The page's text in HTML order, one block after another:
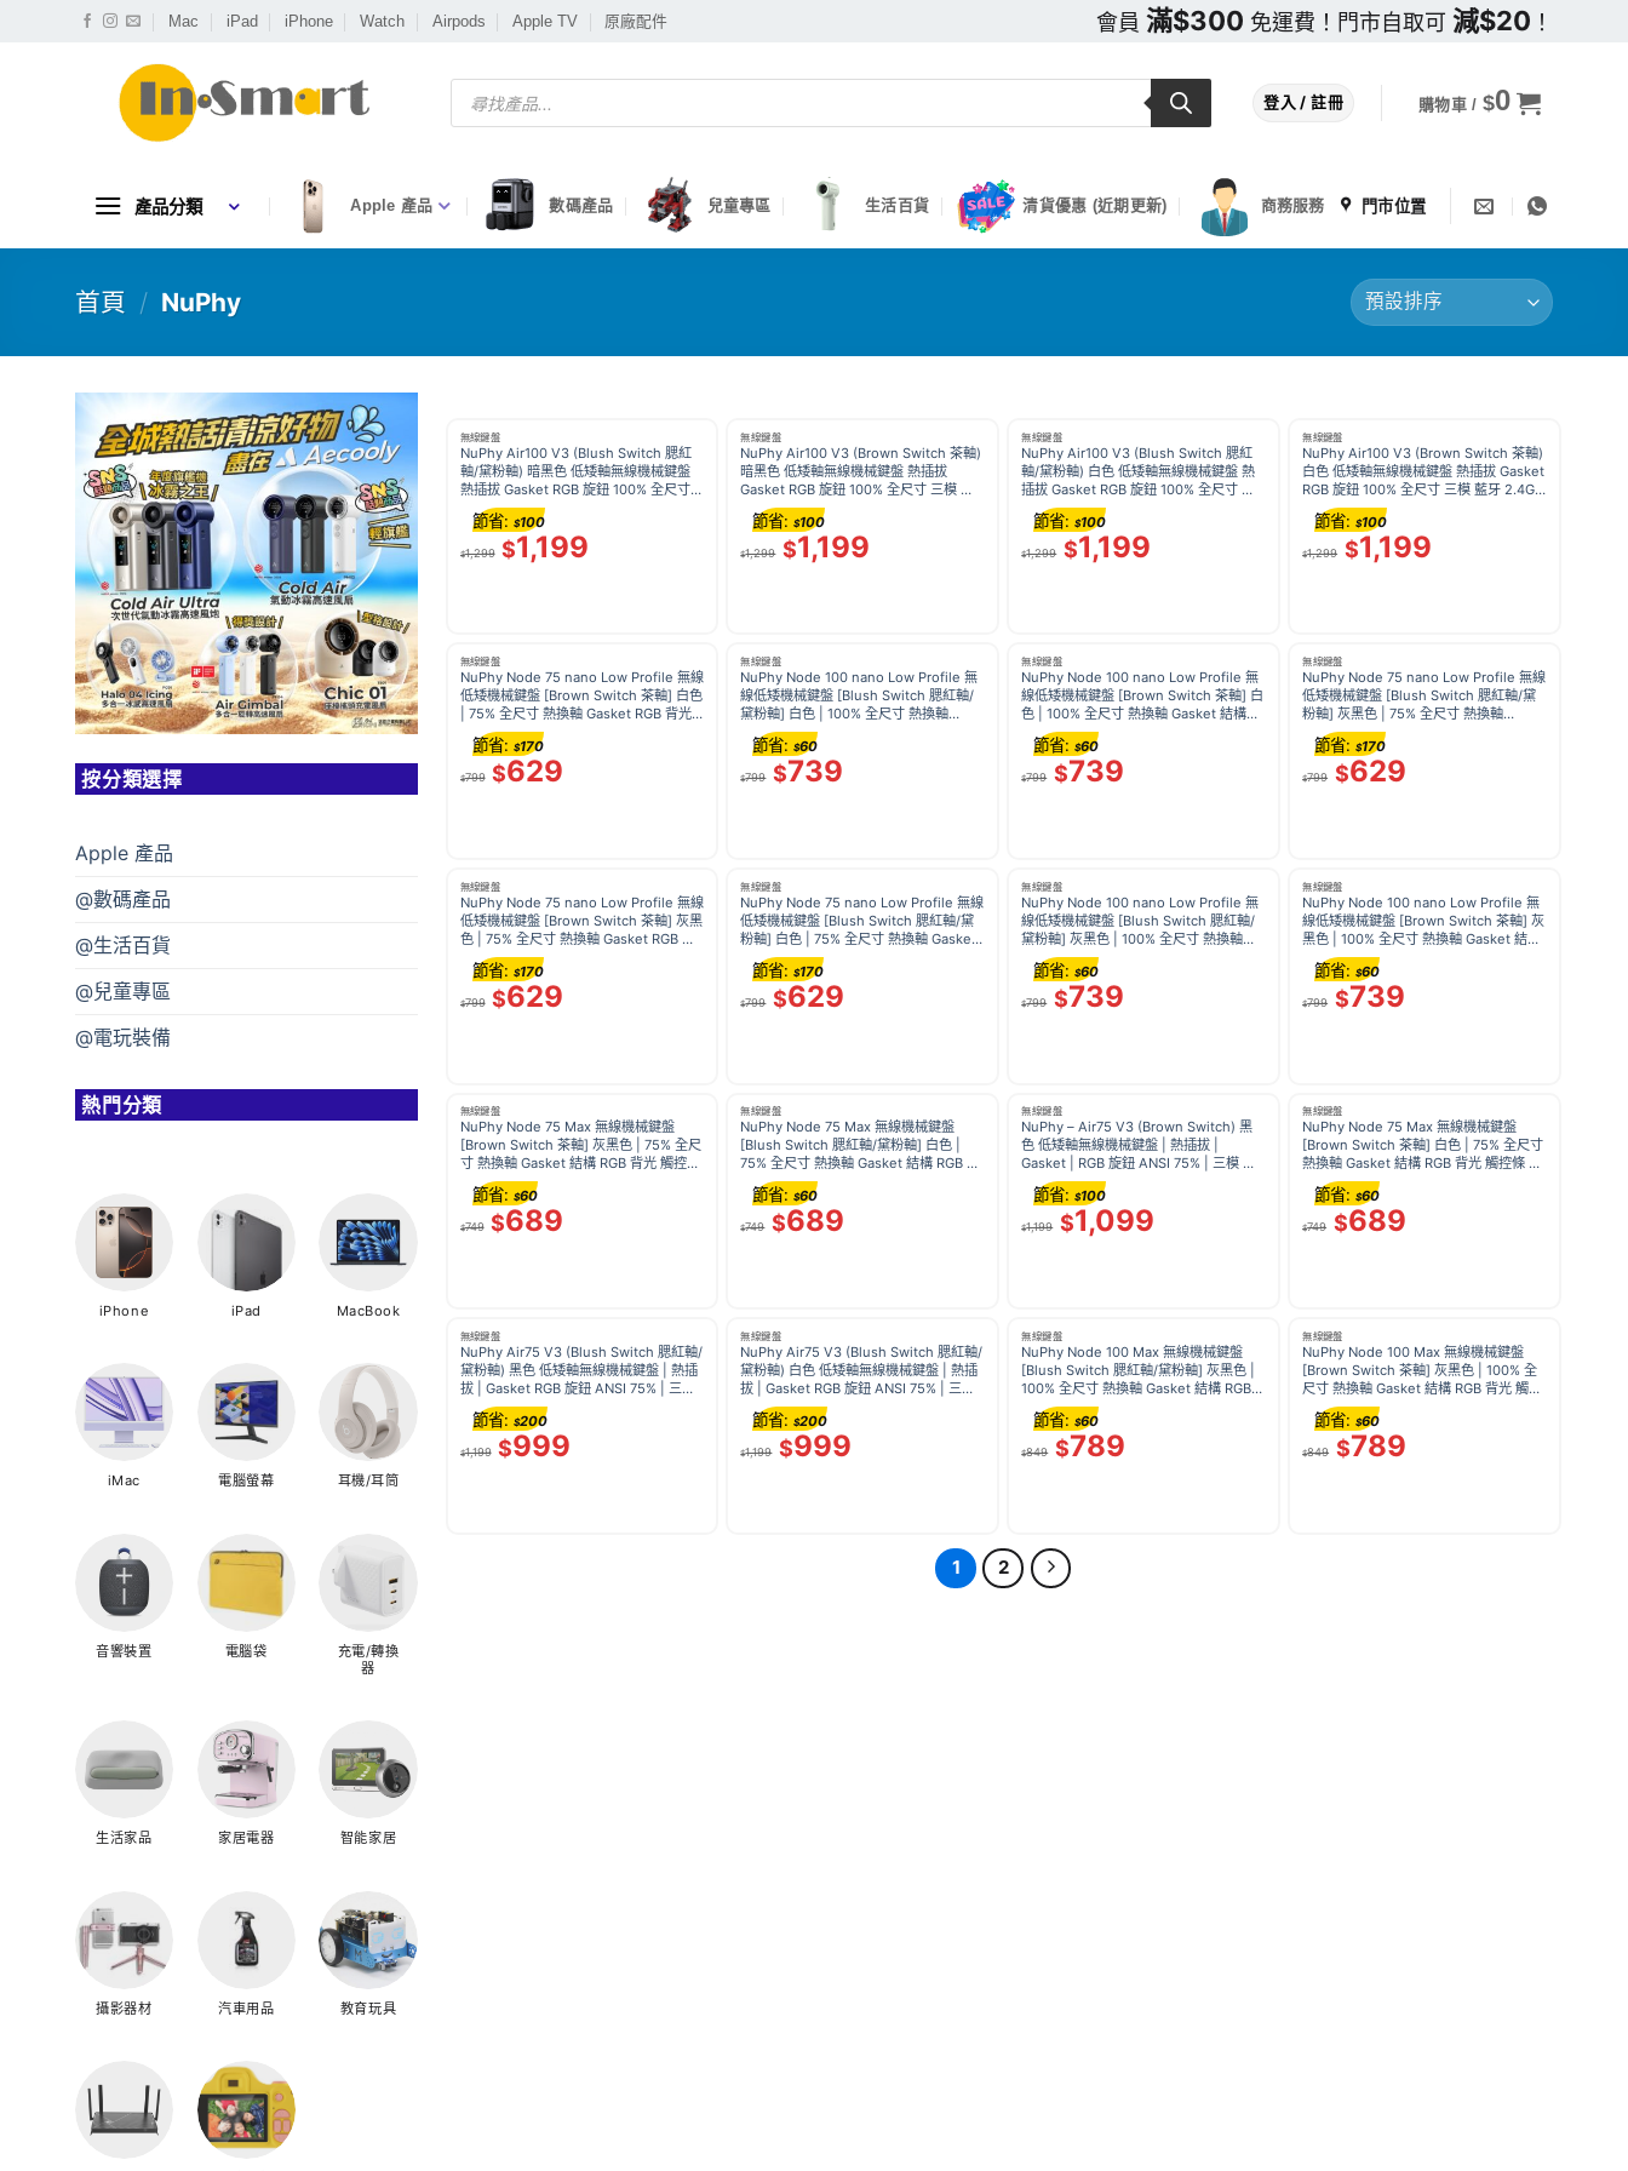
Mac iPad iPhone Watch Airpods Apple TV 原廠配件 會員 滿$300 免運費！門市自取可 減$20 ！
Products
search
登入 / 註冊 購物車 / $0
產品分類 Apple 產品 數碼產品 兒童專區 生活百貨 清貨優惠 (近期更新) 商務服務 門市位置
首頁 / NuPhy
按分類選擇
Apple 產品
@數碼產品
@生活百貨
@兒童專區
@電玩裝備
熱門分類
iPhone iPad MacBook
iMac 電腦螢幕 耳機/耳筒
音響裝置 電腦袋
充電/轉換
器
生活家品 家居電器 智能家居
攝影器材 汽車用品 教育玩具
無線鍵盤
NuPhy Air100 V3 (Blush Switch 腮紅
軸/黛粉軸) 暗黑色 低矮軸無線機械鍵盤
熱插拔 Gasket RGB 旋鈕 100% 全尺寸
三模 藍牙 2.4G Mac Windows
$1,299 $1,199
節省: $100
無線鍵盤
NuPhy Air100 V3 (Brown Switch 茶軸)
暗黑色 低矮軸無線機械鍵盤 熱插拔
Gasket RGB 旋鈕 100% 全尺寸 三模 藍
牙 2.4G Mac Windows
$1,299 $1,199
節省:$100
無線鍵盤
NuPhy Air100 V3 (Blush Switch 腮紅
軸/黛粉軸) 白色 低矮軸無線機械鍵盤 熱
插拔 Gasket RGB 旋鈕 100% 全尺寸 三
模 藍牙 2.4G Mac Windows
$1,299 $1,199
節省:$100
無線鍵盤
NuPhy Air100 V3 (Brown Switch 茶軸)
白色 低矮軸無線機械鍵盤 熱插拔 Gasket
RGB 旋鈕 100% 全尺寸 三模 藍牙 2.4G
Mac Windows
$1,299 $1,199
節省:$100
無線鍵盤
NuPhy Node 75 nano Low Profile 無線
低矮機械鍵盤 [Brown Switch 茶軸] 白色
| 75% 全尺寸 熱換軸 Gasket RGB 背光
觸控條 長續航 1000Hz
$799 $629
節省: $170
無線鍵盤
NuPhy Node 100 nano Low Profile 無
線低矮機械鍵盤 [Blush Switch 腮紅軸/
黛粉軸] 白色 | 100% 全尺寸 熱換軸
Gasket RGB 背光 觸控條 長續航
$799 $739
節省:$60
無線鍵盤
NuPhy Node 100 nano Low Profile 無
線低矮機械鍵盤 [Brown Switch 茶軸] 白
色 | 100% 全尺寸 熱換軸 Gasket 結構
RGB 背光 長續航 1000Hz
$799 $739
節省:$60
無線鍵盤
NuPhy Node 75 nano Low Profile 無線
低矮機械鍵盤 [Blush Switch 腮紅軸/黛
粉軸] 灰黑色 | 75% 全尺寸 熱換軸
Gasket 結構 RGB 背光 觸控條 長續航
$799 $629
節省:$170
無線鍵盤
NuPhy Node 75 nano Low Profile 無線
低矮機械鍵盤 [Brown Switch 茶軸] 灰黑
色 | 75% 全尺寸 熱換軸 Gasket RGB 背
光 觸控條 長續航 1000Hz
$799 $629
節省: $170
無線鍵盤
NuPhy Node 75 nano Low Profile 無線
低矮機械鍵盤 [Blush Switch 腮紅軸/黛
粉軸] 白色 | 75% 全尺寸 熱換軸 Gasket
結構 RGB 背光 觸控條 長續航
$799 $629
節省:$170
無線鍵盤
NuPhy Node 100 nano Low Profile 無
線低矮機械鍵盤 [Blush Switch 腮紅軸/
黛粉軸] 灰黑色 | 100% 全尺寸 熱換軸
Gasket RGB 背光 觸控條 長續航
$799 $739
節省:$60
無線鍵盤
NuPhy Node 100 nano Low Profile 無
線低矮機械鍵盤 [Brown Switch 茶軸] 灰
黑色 | 100% 全尺寸 熱換軸 Gasket 結構
RGB 背光 長續航 1000Hz
$799 $739
節省:$60
無線鍵盤
NuPhy Node 75 Max 無線機械鍵盤
[Brown Switch 茶軸] 灰黑色 | 75% 全尺
寸 熱換軸 Gasket 結構 RGB 背光 觸控條
長續航 1000Hz 遊戲打字
$749 $689
節省: $60
無線鍵盤
NuPhy Node 75 Max 無線機械鍵盤
[Blush Switch 腮紅軸/黛粉軸] 白色 |
75% 全尺寸 熱換軸 Gasket 結構 RGB 背
光 觸控條 長續航 1000Hz 遊戲打字
$749 $689
節省:$60
無線鍵盤
NuPhy – Air75 V3 (Brown Switch) 黑
色 低矮軸無線機械鍵盤 | 熱插拔 |
Gasket | RGB 旋鈕 ANSI 75% | 三模 藍
牙 2.4G Mac Windows
$1,199 $1,099
節省:$100
無線鍵盤
NuPhy Node 75 Max 無線機械鍵盤
[Brown Switch 茶軸] 白色 | 75% 全尺寸
熱換軸 Gasket 結構 RGB 背光 觸控條 長
續航 1000Hz 遊戲打字
$749 $689
節省:$60
無線鍵盤
NuPhy Air75 V3 (Blush Switch 腮紅軸/
黛粉軸) 黑色 低矮軸無線機械鍵盤 | 熱插
拔 | Gasket RGB 旋鈕 ANSI 75% | 三模
藍牙 2.4G Mac Windows
$1,199 $999
節省: $200
無線鍵盤
NuPhy Air75 V3 (Blush Switch 腮紅軸/
黛粉軸) 白色 低矮軸無線機械鍵盤 | 熱插
拔 | Gasket RGB 旋鈕 ANSI 75% | 三模
藍牙 2.4G Mac Windows
$1,199 $999
節省:$200
無線鍵盤
NuPhy Node 100 Max 無線機械鍵盤
[Blush Switch 腮紅軸/黛粉軸] 灰黑色 |
100% 全尺寸 熱換軸 Gasket 結構 RGB
背光 觸控條 長續航 1000Hz 遊戲打字
$849 $789
節省:$60
無線鍵盤
NuPhy Node 100 Max 無線機械鍵盤
[Brown Switch 茶軸] 灰黑色 | 100% 全
尺寸 熱換軸 Gasket 結構 RGB 背光 觸控
條 長續航 1000Hz 遊戲打字
$849 $789
節省:$60
1 2